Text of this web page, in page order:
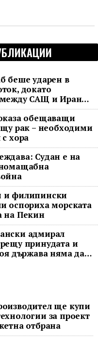
беше ударен в
докато
между САЩ и Иран
обещаващи
рак – необходими
хора
Судан е на
и филипински
оспориха морската
на Пекин
адмирал
принудата и
държава няма да
ще купи
за проект
отбрана